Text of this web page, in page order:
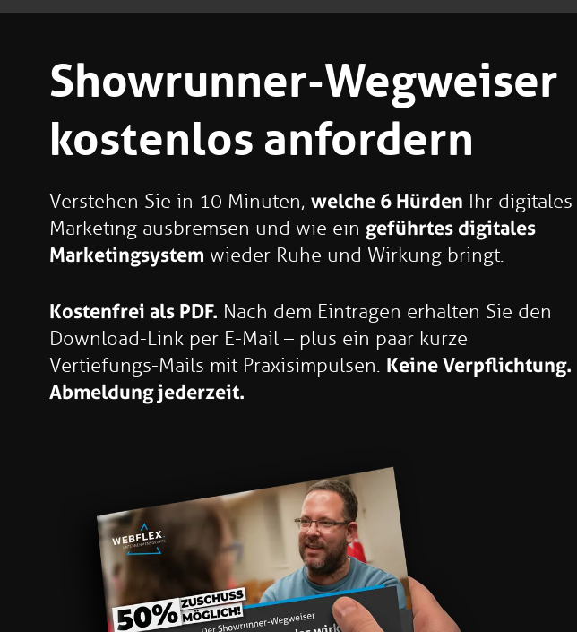
Showrunner-Wegweiser
kostenlos anfordern
Verstehen Sie in 10 Minuten, welche 6 Hürden Ihr digitales
Marketing ausbremsen und wie ein geführtes digitales
Marketingsystem wieder Ruhe und Wirkung bringt.
Kostenfrei als PDF. Nach dem Eintragen erhalten Sie den
Download-Link per E-Mail – plus ein paar kurze
Vertiefungs-Mails mit Praxisimpulsen. Keine Verpflichtung.
Abmeldung jederzeit.